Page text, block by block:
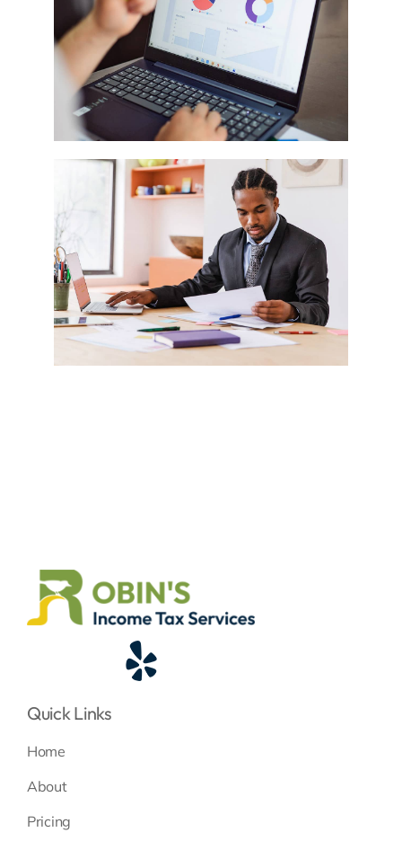
Quick Links
Home
About
Pricing